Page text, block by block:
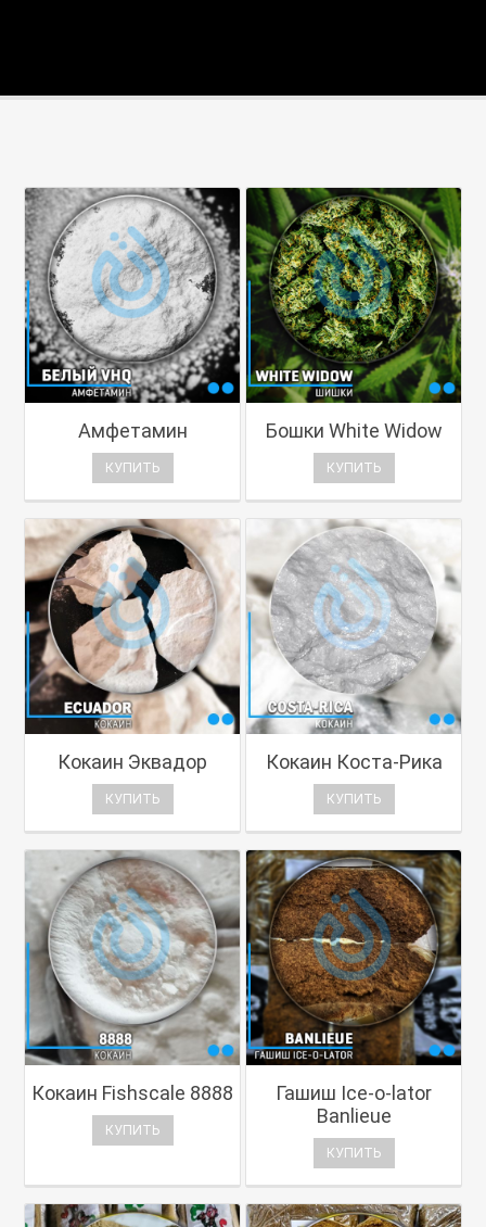
Амфетамин
КУПИТЬ
Бошки White Widow
КУПИТЬ
Кокаин Эквадор
КУПИТЬ
Кокаин Коста-Рика
КУПИТЬ
Кокаин Fishscale 8888
КУПИТЬ
Гашиш Ice-o-lator
Banlieue
КУПИТЬ